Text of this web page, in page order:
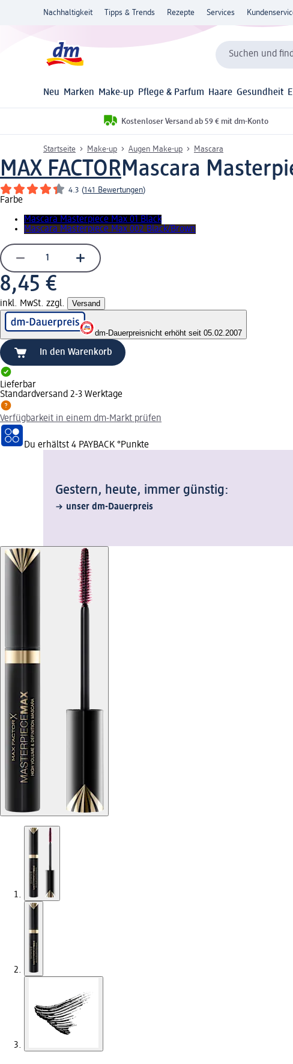
Nachhaltigkeit Tipps & Trends Rezepte Services
Suchen und
Neu Marken Make-up Pflege & Parfum Haare Gesundheit
Kostenloser Versand ab 59 € mit dm-Konto
Startseite Make-up Augen Make-up Mascara
MAX FACTORMascara
4.3 (141 Bewertungen)
Farbe
Mascara Masterpiece Max 01 Black
Mascara Masterpiece Max 002 Black/Brown
8,45 €
inkl. MwSt. zzgl. Versand
dm-Dauerpreisnicht erhöht seit 05.02.2007
In den Warenkorb
Lieferbar
Standardversand 2-3 Werktage
Verfügbarkeit in einem dm-Markt prüfen
Du erhältst 4 PAYBACK °Punkte
Gestern, heute, immer günstig:
unser dm-Dauerpreis